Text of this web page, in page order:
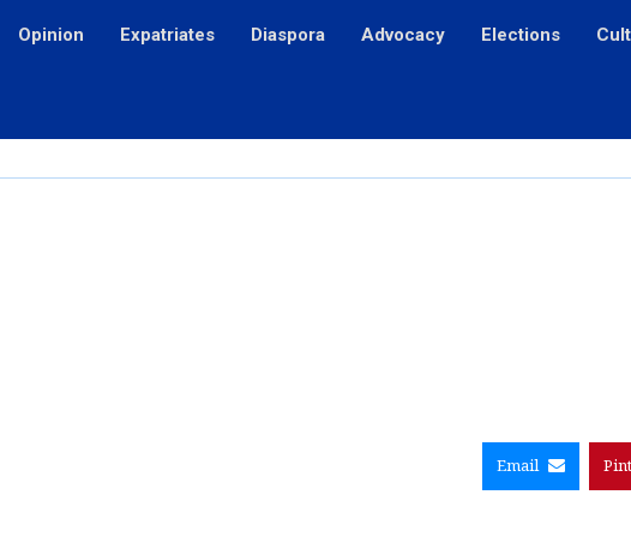
Elections
Advocacy
Diaspora
Expatriates
Opinion
Email